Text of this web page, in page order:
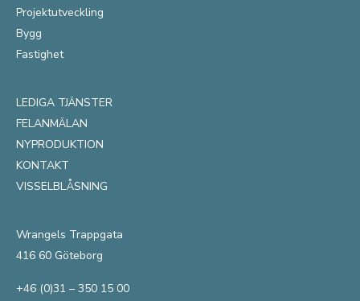
Projektutveckling
Bygg
Fastighet
LEDIGA TJÄNSTER
FELANMÄLAN
NYPRODUKTION
KONTAKT
VISSELBLÅSNING
Wrangels Trappgata
416 60 Göteborg
+46 (0)31 – 350 15 00